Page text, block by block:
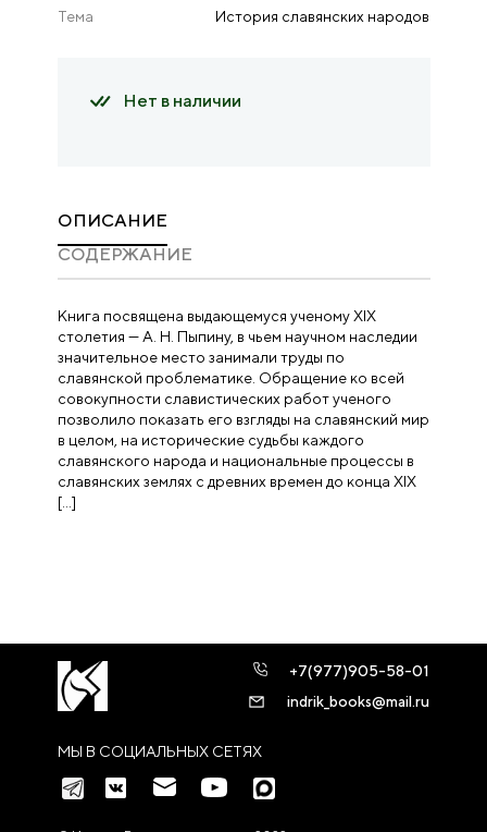
Тема История славянских народов
Нет в наличии
ОПИСАНИЕ
CОДЕРЖАНИЕ
Книга посвящена выдающемуся ученому XIX
столетия — А. Н. Пыпину, в чьем научном наследии
значительное место занимали труды по
славянской проблематике. Обращение ко всей
совокупности славистических работ ученого
позволило показать его взгляды на славянский мир
в целом, на историче­ские судьбы каждого
славянского народа и национальные процессы в
славянских землях с древних времен до конца XIX
[…]
МЫ В СОЦИАЛЬНЫХ СЕТЯХ
+7(977)905-58-01
indrik_books@mail.ru